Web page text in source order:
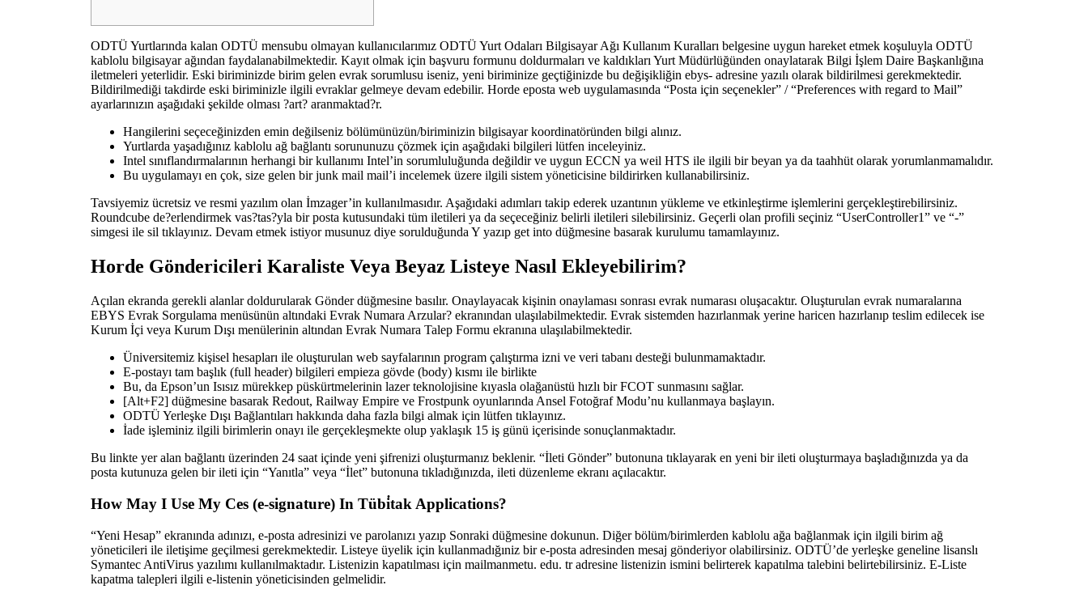
ODTÜ Yurtlarında kalan ODTÜ mensubu olmayan kullanıcılarımız ODTÜ Yurt Odaları Bilgisayar Ağı Kullanım Kuralları belgesine uygun hareket etmek koşuluyla ODTÜ
kablolu bilgisayar ağından faydalanabilmektedir. Kayıt olmak için başvuru formunu doldurmaları ve kaldıkları Yurt Müdürlüğünden onaylatarak Bilgi İşlem Daire Başkanlığına
iletmeleri yeterlidir. Eski biriminizde birim gelen evrak sorumlusu iseniz, yeni biriminize geçtiğinizde bu değişikliğin ebys- adresine yazılı olarak bildirilmesi gerekmektedir.
Bildirilmediği takdirde eski biriminizle ilgili evraklar gelmeye devam edebilir. Horde eposta web uygulamasında “Posta için seçenekler” / “Preferences with regard to Mail”
ayarlarınızın aşağıdaki şekilde olması ?art? aranmaktad?r.
Hangilerini seçeceğinizden emin değilseniz bölümünüzün/biriminizin bilgisayar koordinatöründen bilgi alınız.
Yurtlarda yaşadığınız kablolu ağ bağlantı sorununuzu çözmek için aşağıdaki bilgileri lütfen inceleyiniz.
Intel sınıflandırmalarının herhangi bir kullanımı Intel’in sorumluluğunda değildir ve uygun ECCN ya weil HTS ile ilgili bir beyan ya da taahhüt olarak yorumlanmamalıdır.
Bu uygulamayı en çok, size gelen bir junk mail mail’i incelemek üzere ilgili sistem yöneticisine bildirirken kullanabilirsiniz.
Tavsiyemiz ücretsiz ve resmi yazılım olan İmzager’in kullanılmasıdır. Aşağıdaki adımları takip ederek uzantının yükleme ve etkinleştirme işlemlerini gerçekleştirebilirsiniz.
Roundcube de?erlendirmek vas?tas?yla bir posta kutusundaki tüm iletileri ya da seçeceğiniz belirli iletileri silebilirsiniz. Geçerli olan profili seçiniz “UserController1” ve “-”
simgesi ile sil tıklayınız. Devam etmek istiyor musunuz diye sorulduğunda Y yazıp get into düğmesine basarak kurulumu tamamlayınız.
Horde Göndericileri Karaliste Veya Beyaz Listeye Nasıl Ekleyebilirim?
Açılan ekranda gerekli alanlar doldurularak Gönder düğmesine basılır. Onaylayacak kişinin onaylaması sonrası evrak numarası oluşacaktır. Oluşturulan evrak numaralarına
EBYS Evrak Sorgulama menüsünün altındaki Evrak Numara Arzular? ekranından ulaşılabilmektedir. Evrak sistemden hazırlanmak yerine haricen hazırlanıp teslim edilecek ise
Kurum İçi veya Kurum Dışı menülerinin altından Evrak Numara Talep Formu ekranına ulaşılabilmektedir.
Üniversitemiz kişisel hesapları ile oluşturulan web sayfalarının program çalıştırma izni ve veri tabanı desteği bulunmamaktadır.
E-postayı tam başlık (full header) bilgileri empieza gövde (body) kısmı ile birlikte
Bu, da Epson’un Isısız mürekkep püskürtmelerinin lazer teknolojisine kıyasla olağanüstü hızlı bir FCOT sunmasını sağlar.
[Alt+F2] düğmesine basarak Redout, Railway Empire ve Frostpunk oyunlarında Ansel Fotoğraf Modu’nu kullanmaya başlayın.
ODTÜ Yerleşke Dışı Bağlantıları hakkında daha fazla bilgi almak için lütfen tıklayınız.
İade işleminiz ilgili birimlerin onayı ile gerçekleşmekte olup yaklaşık 15 iş günü içerisinde sonuçlanmaktadır.
Bu linkte yer alan bağlantı üzerinden 24 saat içinde yeni şifrenizi oluşturmanız beklenir. “İleti Gönder” butonuna tıklayarak en yeni bir ileti oluşturmaya başladığınızda ya da
posta kutunuza gelen bir ileti için “Yanıtla” veya “İlet” butonuna tıkladığınızda, ileti düzenleme ekranı açılacaktır.
How May I Use My Ces (e-signature) In Tübi̇tak Applications?
“Yeni Hesap” ekranında adınızı, e-posta adresinizi ve parolanızı yazıp Sonraki düğmesine dokunun. Diğer bölüm/birimlerden kablolu ağa bağlanmak için ilgili birim ağ
yöneticileri ile iletişime geçilmesi gerekmektedir. Listeye üyelik için kullanmadığıniz bir e-posta adresinden mesaj gönderiyor olabilirsiniz. ODTÜ’de yerleşke geneline lisanslı
Symantec AntiVirus yazılımı kullanılmaktadır. Listenizin kapatılması için mailmanmetu. edu. tr adresine listenizin ismini belirterek kapatılma talebini belirtebilirsiniz. E-Liste
kapatma talepleri ilgili e-listenin yöneticisinden gelmelidir.